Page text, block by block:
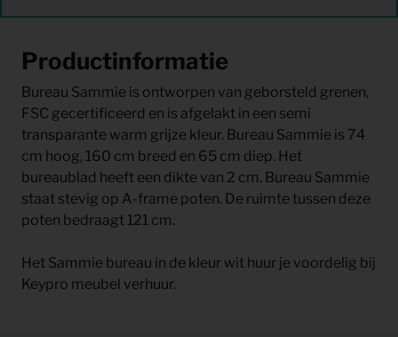
Productinformatie
Bureau Sammie is ontworpen van geborsteld grenen,
FSC gecertificeerd en is afgelakt in een semi
transparante warm grijze kleur. Bureau Sammie is 74
cm hoog, 160 cm breed en 65 cm diep. Het
bureaublad heeft een dikte van 2 cm. Bureau Sammie
staat stevig op A-frame poten. De ruimte tussen deze
poten bedraagt 121 cm.
Het Sammie bureau in de kleur wit huur je voordelig bij
Keypro meubel verhuur.